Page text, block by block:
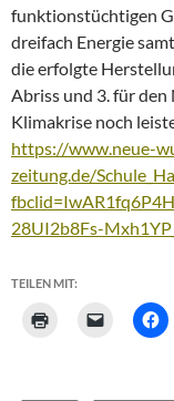
funktionstüchtigen
dreifach Energie
die erfolgte
Abriss und 3. für den
Klimakrise noch
https://www.neue-
zeitung.de/
28UI2b8Fs-
TEILEN MIT: